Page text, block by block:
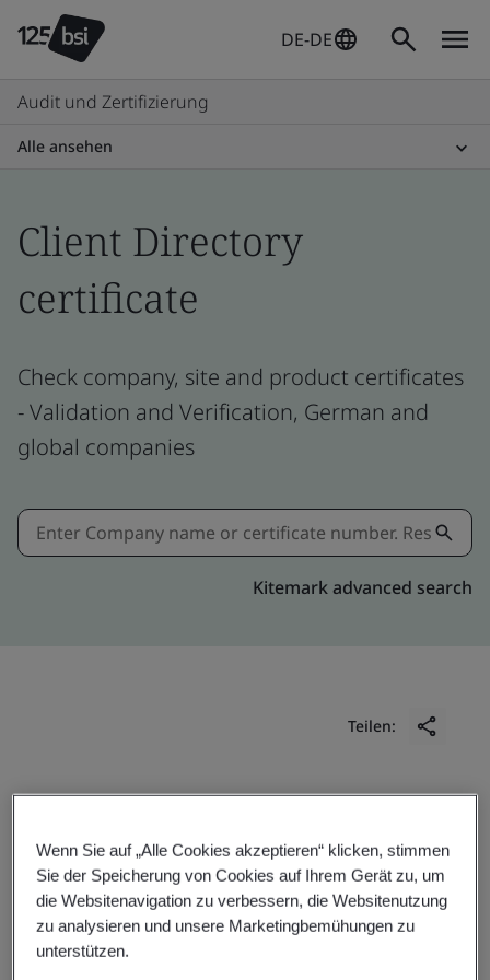
DE-DE
Audit und Zertifizierung
Alle ansehen
Client Directory
certificate
Check company, site and product certificates
- Validation and Verification, German and
global companies
Kitemark advanced search
Teilen:
KPN B.V.
Fauststraat 1
Wenn Sie auf „Alle Cookies akzeptieren“ klicken, stimmen
Sie der Speicherung von Cookies auf Ihrem Gerät zu, um
die Websitenavigation zu verbessern, die Websitenutzung
zu analysieren und unsere Marketingbemühungen zu
unterstützen.